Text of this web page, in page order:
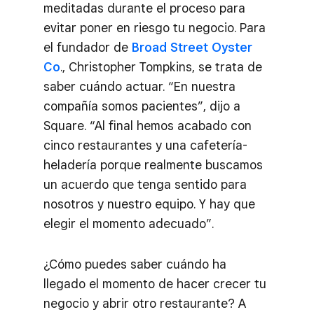
meditadas durante el proceso para
evitar poner en riesgo tu negocio. Para
el fundador de Broad Street Oyster
Co., Christopher Tompkins, se trata de
saber cuándo actuar. “En nuestra
compañía somos pacientes”, dijo a
Square. “Al final hemos acabado con
cinco restaurantes y una cafetería-
heladería porque realmente buscamos
un acuerdo que tenga sentido para
nosotros y nuestro equipo. Y hay que
elegir el momento adecuado”.
¿Cómo puedes saber cuándo ha
llegado el momento de hacer crecer tu
negocio y abrir otro restaurante? A